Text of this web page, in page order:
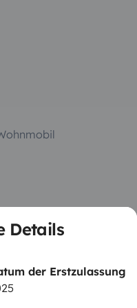
Details
der Erstzulassung